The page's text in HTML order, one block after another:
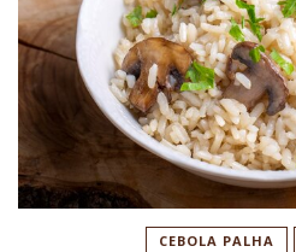
CEBOLA PALHA